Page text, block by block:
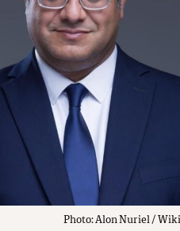
Photo: Alon Nuriel /